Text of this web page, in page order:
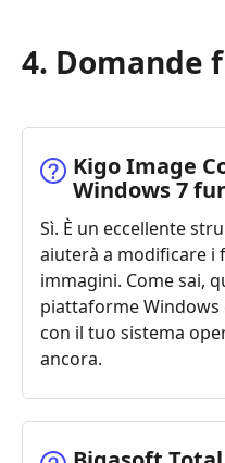
4. Domande
Kigo Image
Windows 7
Sì. È un eccellente
aiuterà a modificare i
immagini. Come sai,
piattaforme Windows
con il tuo sistema
ancora.